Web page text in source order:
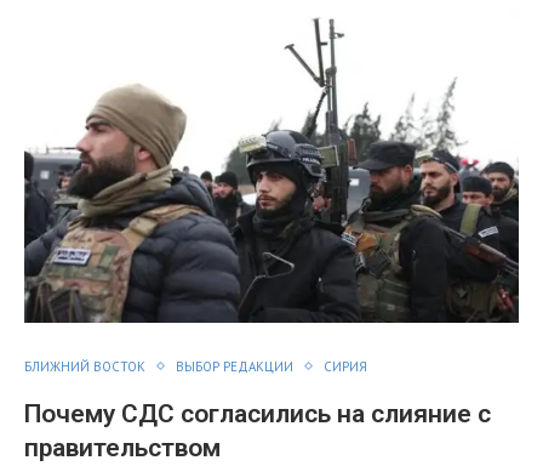
БЛИЖНИЙ ВОСТОК ВЫБОР РЕДАКЦИИ СИРИЯ
Почему СДС согласились на слияние с
правительством